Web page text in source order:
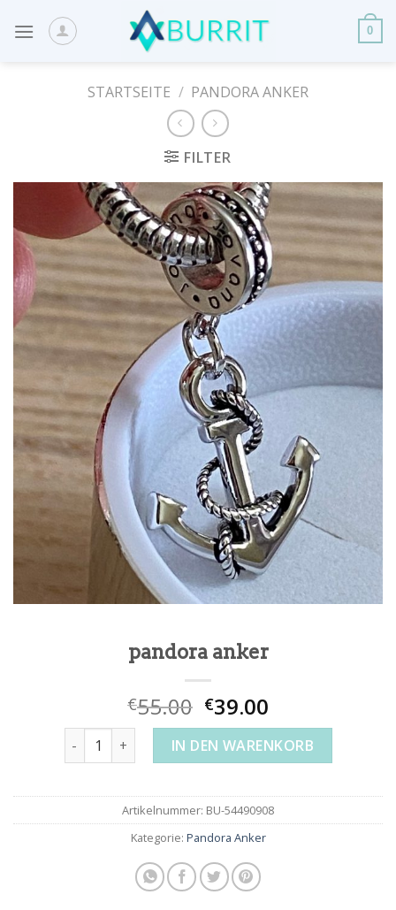
0
STARTSEITE / PANDORA ANKER
FILTER
pandora anker
€55.00 €39.00
pandora anker MengeIN DEN WARENKORB
Artikelnummer: BU-54490908
Kategorie: Pandora Anker